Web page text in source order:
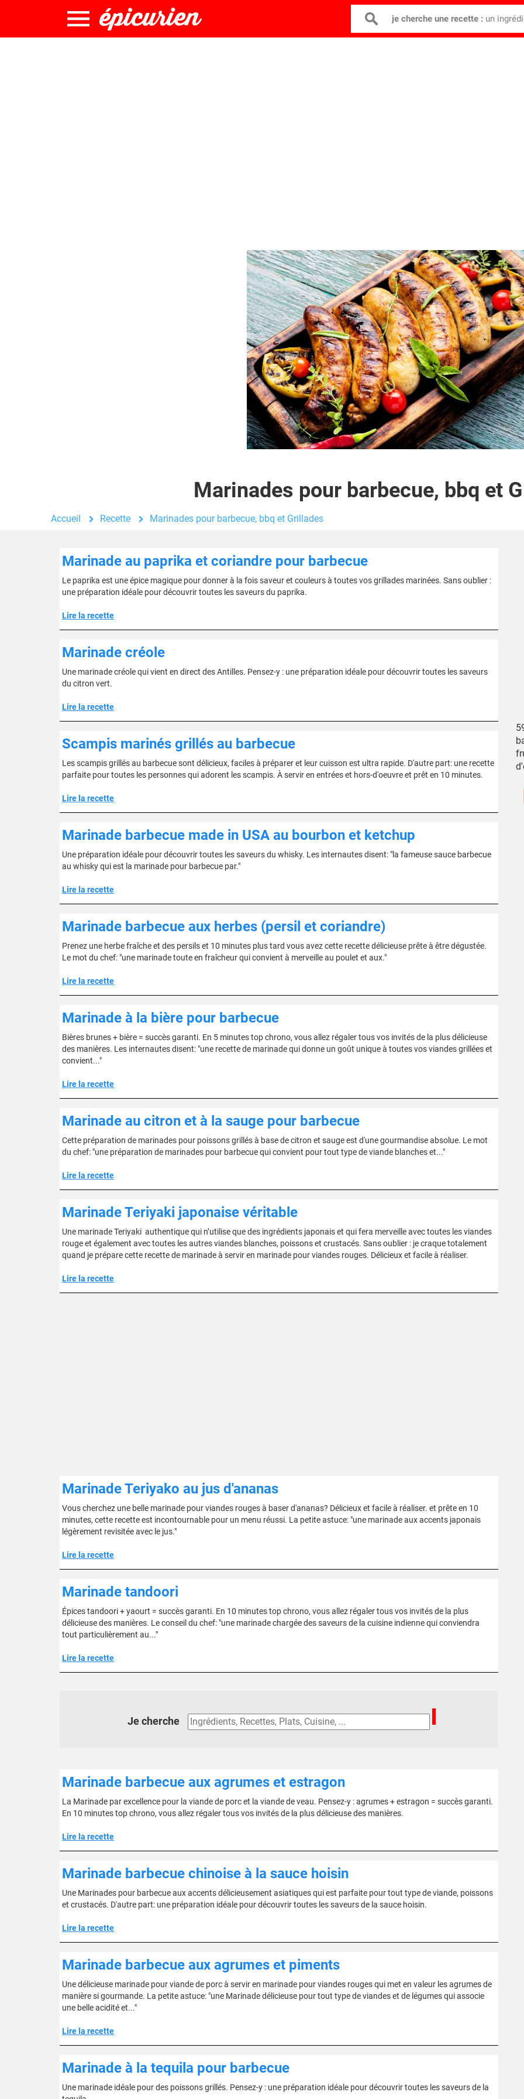
je cherche une recette : un
Marinades pour barbecue, bbq et
Accueil Recette Marinades pour barbecue, bbq et Grillades
Marinade au paprika et coriandre pour barbecue
Le paprika est une épice magique pour donner à la fois saveur et couleurs à toutes vos grillades marinées. Sans oublier :
une préparation idéale pour découvrir toutes les saveurs du paprika.
Lire la recette
Marinade créole
Une marinade créole qui vient en direct des Antilles. Pensez-y : une préparation idéale pour découvrir toutes les saveurs
du citron vert.
Lire la recette
Scampis marinés grillés au barbecue
Les scampis grillés au barbecue sont délicieux, faciles à préparer et leur cuisson est ultra rapide. D'autre part: une recette
parfaite pour toutes les personnes qui adorent les scampis. À servir en entrées et hors-d'oeuvre et prêt en 10 minutes.
Lire la recette
Marinade barbecue made in USA au bourbon et ketchup
Une préparation idéale pour découvrir toutes les saveurs du whisky. Les internautes disent: "la fameuse sauce barbecue
au whisky qui est la marinade pour barbecue par."
Lire la recette
Marinade barbecue aux herbes (persil et coriandre)
Prenez une herbe fraîche et des persils et 10 minutes plus tard vous avez cette recette délicieuse prête à être dégustée.
Le mot du chef: "une marinade toute en fraîcheur qui convient à merveille au poulet et aux."
Lire la recette
Marinade à la bière pour barbecue
Bières brunes + bière = succès garanti. En 5 minutes top chrono, vous allez régaler tous vos invités de la plus délicieuse
des manières. Les internautes disent: "une recette de marinade qui donne un goût unique à toutes vos viandes grillées et
convient..."
Lire la recette
Marinade au citron et à la sauge pour barbecue
Cette préparation de marinades pour poissons grillés à base de citron et sauge est d'une gourmandise absolue. Le mot
du chef: "une préparation de marinades pour barbecue qui convient pour tout type de viande blanches et..."
Lire la recette
Marinade Teriyaki japonaise véritable
Une marinade Teriyaki authentique qui n’utilise que des ingrédients japonais et qui fera merveille avec toutes les viandes
rouge et également avec toutes les autres viandes blanches, poissons et crustacés. Sans oublier : je craque totalement
quand je prépare cette recette de marinade à servir en marinade pour viandes rouges. Délicieux et facile à réaliser.
Lire la recette
Marinade Teriyako au jus d'ananas
Vous cherchez une belle marinade pour viandes rouges à baser d'ananas? Délicieux et facile à réaliser. et prête en 10
minutes, cette recette est incontournable pour un menu réussi. La petite astuce: "une marinade aux accents japonais
légèrement revisitée avec le jus."
Lire la recette
Marinade tandoori
Épices tandoori + yaourt = succès garanti. En 10 minutes top chrono, vous allez régaler tous vos invités de la plus
délicieuse des manières. Le conseil du chef: "une marinade chargée des saveurs de la cuisine indienne qui conviendra
tout particulièrement au..."
Lire la recette
Je cherche
Marinade barbecue aux agrumes et estragon
La Marinade par excellence pour la viande de porc et la viande de veau. Pensez-y : agrumes + estragon = succès garanti.
En 10 minutes top chrono, vous allez régaler tous vos invités de la plus délicieuse des manières.
Lire la recette
Marinade barbecue chinoise à la sauce hoisin
Une Marinades pour barbecue aux accents délicieusement asiatiques qui est parfaite pour tout type de viande, poissons
et crustacés. D'autre part: une préparation idéale pour découvrir toutes les saveurs de la sauce hoisin.
Lire la recette
Marinade barbecue aux agrumes et piments
Une délicieuse marinade pour viande de porc à servir en marinade pour viandes rouges qui met en valeur les agrumes de
manière si gourmande. La petite astuce: "une Marinade délicieuse pour tout type de viandes et de légumes qui associe
une belle acidité et..."
Lire la recette
Marinade à la tequila pour barbecue
Une marinade idéale pour des poissons grillés. Pensez-y : une préparation idéale pour découvrir toutes les saveurs de la